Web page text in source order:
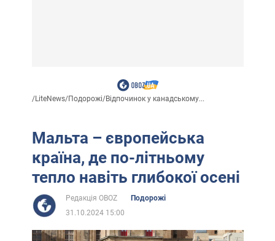
/LiteNews/Подорожі/Відпочинок у канадському...
Мальта – європейська
країна, де по-літньому
тепло навіть глибокої осені
Редакція OBOZ
Подорожі
31.10.2024 15:00